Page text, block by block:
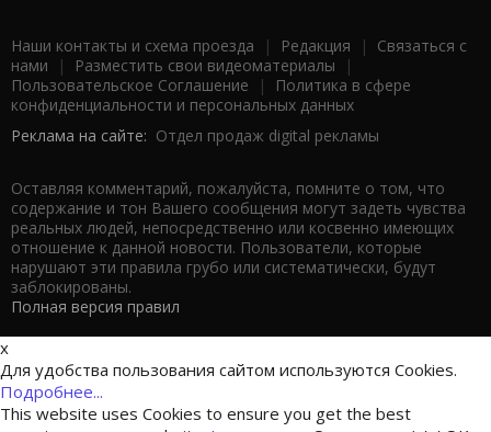
Наши контакты и схема проезда | Редакция | Связаться с
нами | Разместить свои видеоматериалы |
Пользовательское Соглашение |
Политика в сфере
конфиденциальности и персональных данных
Реклама на сайте: Отдел продаж digital рекламы
Оставляя комментарий, пожалуйста, помните о том, что
содержание и тон Вашего сообщения могут задеть чувства
реальных людей, непосредственно или косвенно имеющих
отношение к данной новости. Пользователи, которые
нарушают эти правила грубо или систематически, будут
заблокированы.
Полная версия правил
x
Для удобства пользования сайтом используются Cookies.
Подробнее...
This website uses Cookies to ensure you get the best